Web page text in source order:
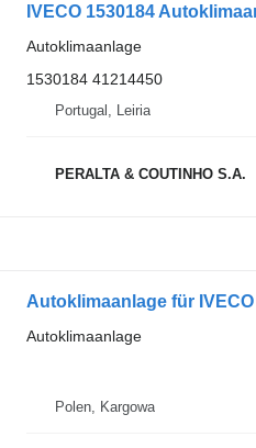
IVECO 1530184
Autoklimaanlage
1530184 41214450
Portugal, Leiria
PERALTA & COUTINHO S.A.
Autoklimaanlage für
Autoklimaanlage
Polen, Kargowa